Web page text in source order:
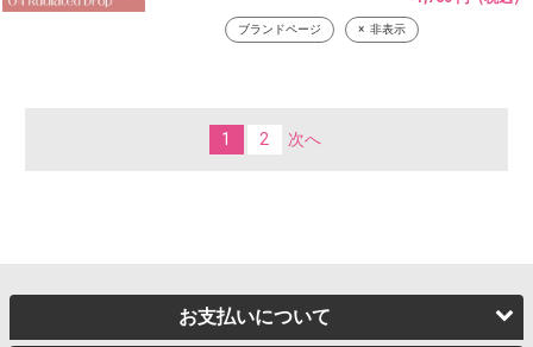
ブランドページ 非表示
1 2 次へ
お支払いについて